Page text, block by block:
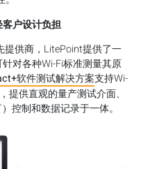
户设计负担
提供商，LitePoint提供了一
对各种Wi-Fi标准测量其原
软件测试解决方案支持Wi-
提供直观的量产测试介面、
控制和数据记录于一体。